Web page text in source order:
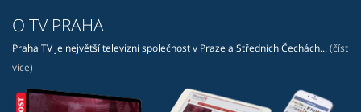
O TV PRAHA
Praha TV je největší televizní společnost v Praze a Středních Čechách... (číst
více)